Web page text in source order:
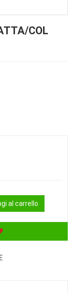
COL
al carrello